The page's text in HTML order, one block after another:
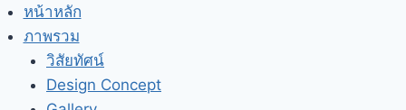
Skip
to
content
หน้าหลัก
ภาพรวม
วิสัยทัศน์
Design Concept